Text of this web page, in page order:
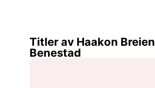
Titler av Haakon Breien
Benestad